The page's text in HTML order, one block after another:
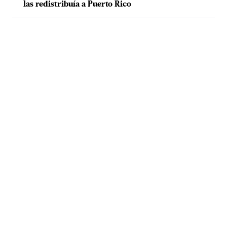
las redistribuía a Puerto Rico